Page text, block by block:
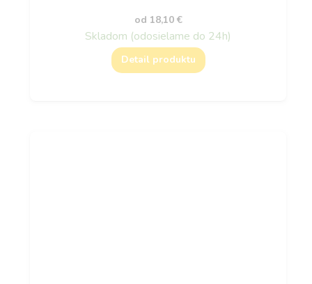
od 18,10 €
Skladom (odosielame do 24h)
Detail produktu